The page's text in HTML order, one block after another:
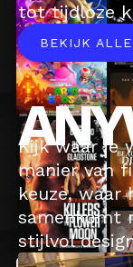
tot tijdloze
BEKIJK
Kijk waar je
manier van
keuze, waar
samenkomt
stijlvol